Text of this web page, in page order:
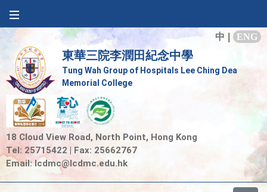
中 ENG
東華三院李潤田紀念中學
Tung Wah Group of Hospitals Lee Ching Dea
Memorial College
18 Cloud View Road, North Point, Hong Kong
Tel: 25715422 | Fax: 25662767
Email:lcdmc@lcdmc.edu.hk